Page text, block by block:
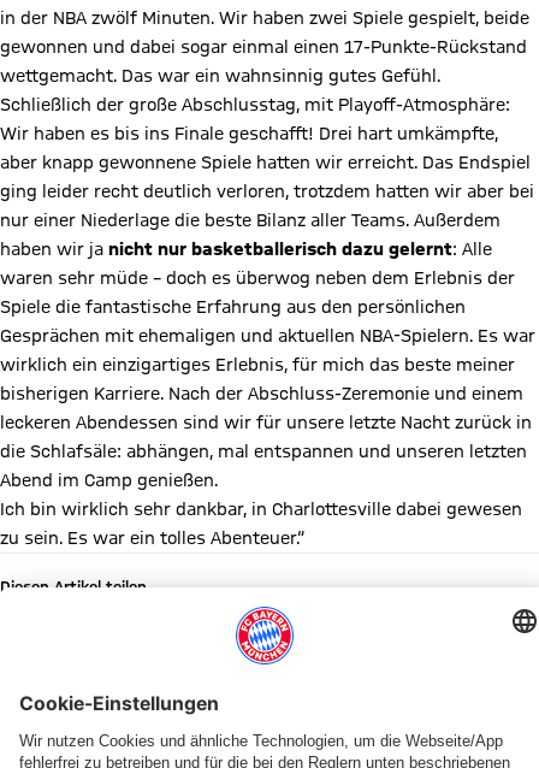
in der NBA zwölf Minuten. Wir haben zwei Spiele gespielt, beide
gewonnen und dabei sogar einmal einen 17-Punkte-Rückstand
wettgemacht. Das war ein wahnsinnig gutes Gefühl.
Schließlich der große Abschlusstag, mit Playoff-Atmosphäre:
Wir haben es bis ins Finale geschafft! Drei hart umkämpfte,
aber knapp gewonnene Spiele hatten wir erreicht. Das Endspiel
ging leider recht deutlich verloren, trotzdem hatten wir aber bei
nur einer Niederlage die beste Bilanz aller Teams. Außerdem
haben wir ja nicht nur basketballerisch dazu gelernt: Alle
waren sehr müde – doch es überwog neben dem Erlebnis der
Spiele die fantastische Erfahrung aus den persönlichen
Gesprächen mit ehemaligen und aktuellen NBA-Spielern. Es war
wirklich ein einzigartiges Erlebnis, für mich das beste meiner
bisherigen Karriere. Nach der Abschluss-Zeremonie und einem
leckeren Abendessen sind wir für unsere letzte Nacht zurück in
die Schlafsäle: abhängen, mal entspannen und unseren letzten
Abend im Camp genießen.
Ich bin wirklich sehr dankbar, in Charlottesville dabei gewesen
zu sein. Es war ein tolles Abenteuer.“
Diesen Artikel teilen
WEITERE NEWS